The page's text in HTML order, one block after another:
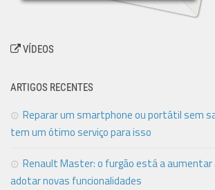
VÍDEOS
ARTIGOS RECENTES
Reparar um smartphone ou portátil sem
tem um ótimo serviço para isso
Renault Master: o furgão está a aumentar
adotar novas funcionalidades